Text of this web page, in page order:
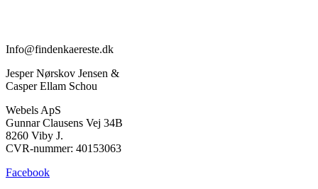
Info@findenkaereste.dk
Jesper Nørskov Jensen &
Casper Ellam Schou
Webels ApS
Gunnar Clausens Vej 34B
8260 Viby J.
CVR-nummer: 40153063
Facebook